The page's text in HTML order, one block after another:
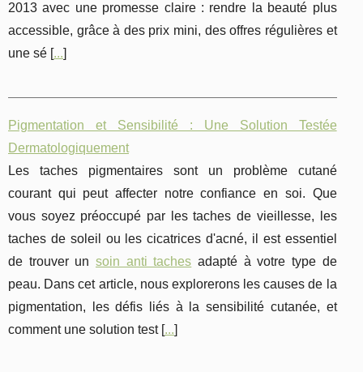
2013 avec une promesse claire : rendre la beauté plus
accessible, grâce à des prix mini, des offres régulières et
une sé [...]
Pigmentation et Sensibilité : Une Solution Testée
Dermatologiquement
Les taches pigmentaires sont un problème cutané
courant qui peut affecter notre confiance en soi. Que
vous soyez préoccupé par les taches de vieillesse, les
taches de soleil ou les cicatrices d'acné, il est essentiel
de trouver un soin anti taches adapté à votre type de
peau. Dans cet article, nous explorerons les causes de la
pigmentation, les défis liés à la sensibilité cutanée, et
comment une solution test [...]